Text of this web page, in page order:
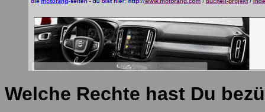
Welche Rechte hast Du